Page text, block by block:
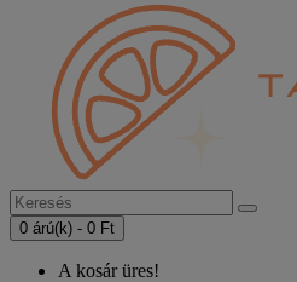
0 árú(k) - 0 Ft
A kosár üres!